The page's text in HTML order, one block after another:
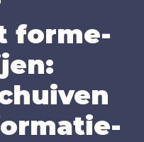
for­me­